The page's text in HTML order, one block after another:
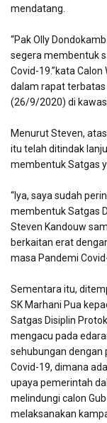
mendatang.
“Pak Olly
segera membentuk
Covid-19.”kata Calon
dalam rapat terbatas
(26/9/2020) di
Menurut Steven,
itu telah ditindak
membentuk Satgas
“Iya, saya sudah
membentuk Satgas
Steven Kandouw
berkaitan erat
masa Pandemi
Sementara itu,
SK Marhani Pua
Satgas Disiplin
mengacu pada
sehubungan dengan
Covid-19, dimana
upaya pemerintah
melindungi calon
melaksanakan